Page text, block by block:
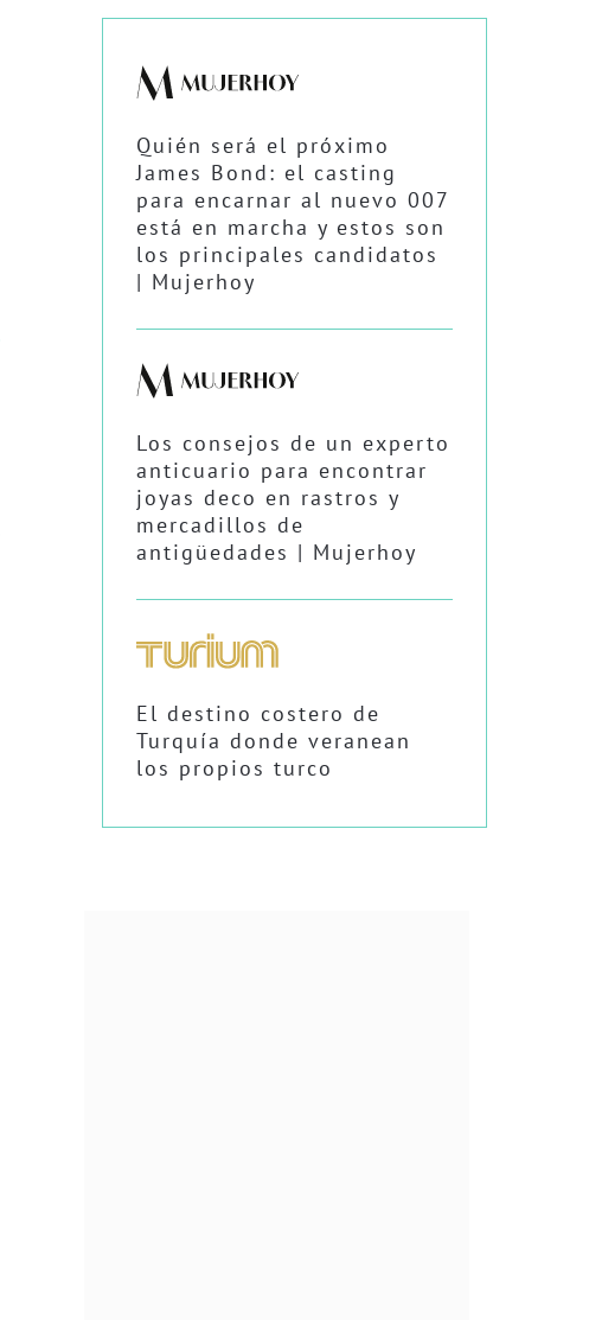
Quién será el próximo
James Bond: el casting
para encarnar al nuevo 007
está en marcha y estos son
los principales candidatos
| Mujerhoy
Los consejos de un experto
anticuario para encontrar
joyas deco en rastros y
mercadillos de
antigüedades | Mujerhoy
El destino costero de
Turquía donde veranean
los propios turco